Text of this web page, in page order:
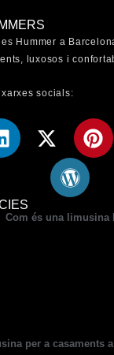
Hummer a
luxosos i
socials:
L
i
e
d
X
-
t
w
t
P
i
r
W
o
r
d
r
Com és una
per a casaments